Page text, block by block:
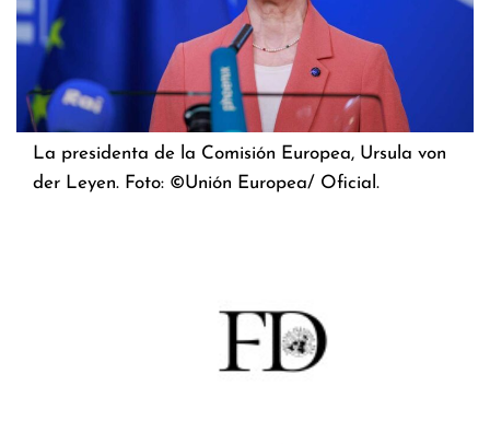
La presidenta de la Comisión Europea, Ursula von
der Leyen. Foto: ©Unión Europea/ Oficial.